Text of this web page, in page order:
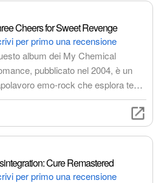
brani come "Pyramid Song",
Out" e "I Might Be Wrong".
Cheers for Sweet Revenge
per primo una recensione
album dei My Chemical
pubblicato nel 2004, è un
emo-rock che esplora temi
come la morte, la perdita e la
"I'm Not Okay (I Promise)" e
Cure Remastered
per primo una recensione